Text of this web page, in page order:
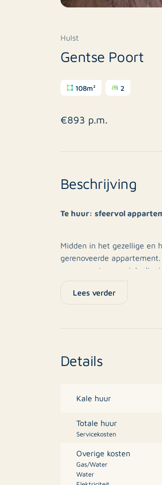
Hulst
Gentse Poort
108m² 2
€893 p.m.
Beschrijving
Te huur: sfeervol
Midden in het gezellige en
gerenoveerde
wonen met een unieke
Ligging
sfeervolle binnenstad,
België en steden als
Eigen entree via de hal
Lees verder
Details
Kale huur
Totale huur
Servicekosten
Overige kosten
Gas/Water
Water